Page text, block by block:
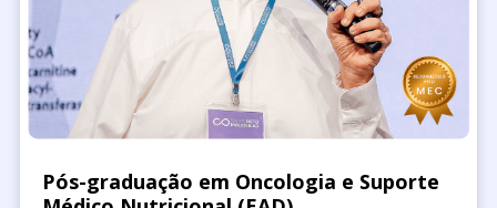
Pós-graduação em Oncologia e Suporte